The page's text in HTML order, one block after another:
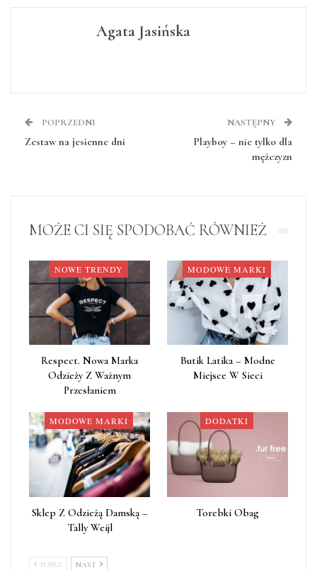
Agata Jasińska
POPRZEDNI
Zestaw na jesienne dni
NASTĘPNY
Playboy – nie tylko dla
mężczyzn
MOŻE CI SIĘ SPODOBAĆ RÓWNIEŻ
NOWE TRENDY
Respect. Nowa Marka
Odzieży Z Ważnym
Przesłaniem
MODOWE MARKI
Butik Latika – Modne
Miejsce W Sieci
MODOWE MARKI
Sklep Z Odzieżą Damską –
Tally Weijl
DODATKI
Torebki Obag
POPRZ NAST